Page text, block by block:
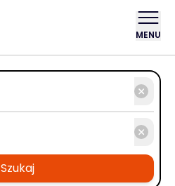
MENU
Szukaj